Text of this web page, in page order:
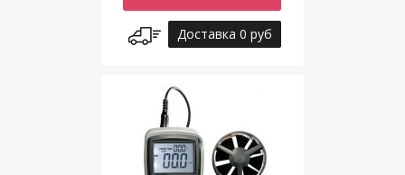
Доставка 0 руб